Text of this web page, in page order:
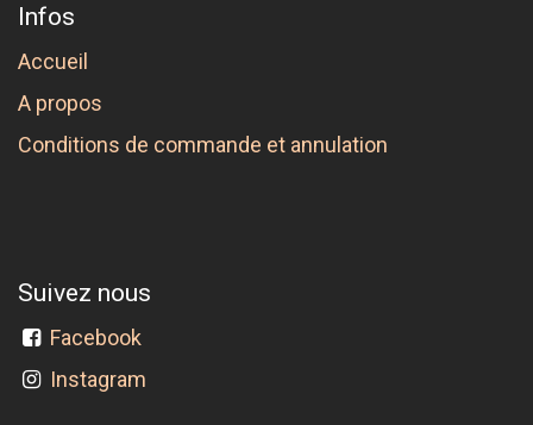
Infos
Accueil
A propos
Conditions de commande et annulation
Suivez nous
Facebook
Instagram